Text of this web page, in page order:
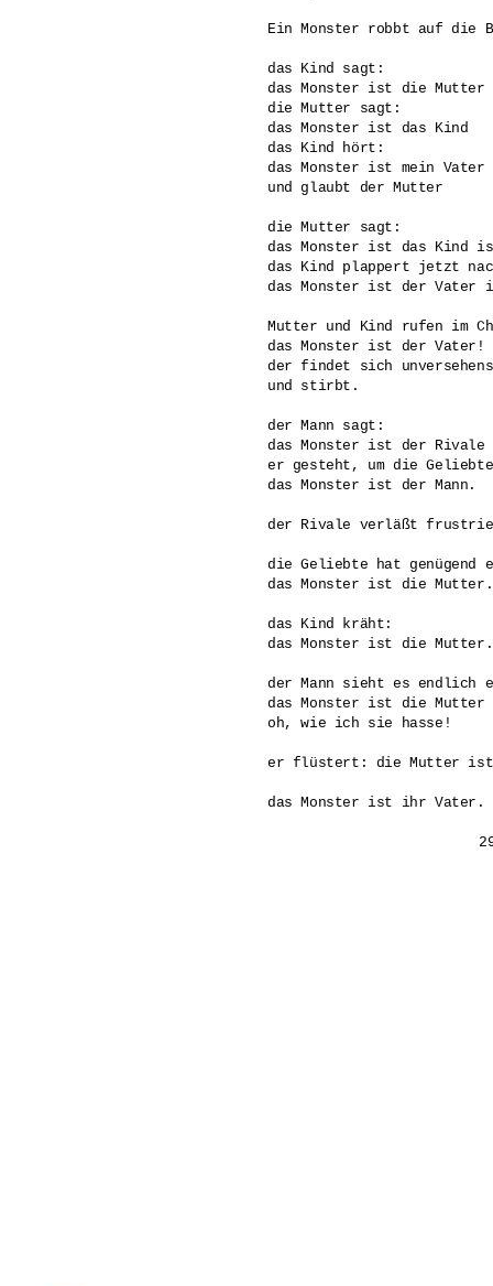
Ein Monster robbt auf die
das Kind sagt:
das Monster ist die Mutter
die Mutter sagt:
das Monster ist das Kind
das Kind hört:
das Monster ist mein Vater
und glaubt der Mutter
die Mutter sagt:
das Monster ist das Kind
das Kind plappert jetzt
das Monster ist der
Mutter und Kind rufen im
das Monster ist der Vater!
der findet sich
und stirbt.
der Mann sagt:
das Monster ist der
er gesteht, um die
das Monster ist der Mann.
der Rivale verläßt
die Geliebte hat genügend
das Monster ist die Mutter.
das Kind kräht:
das Monster ist die Mutter.
der Mann sieht es endlich
das Monster ist die Mutter
oh, wie ich sie hasse!
er flüstert: die Mutter
das Monster ist ihr Vater.